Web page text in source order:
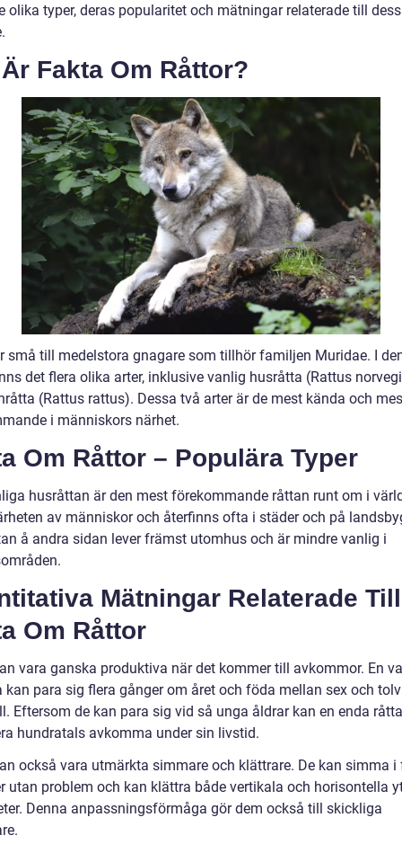
olika typer, deras popularitet och mätningar relaterade till
Fakta Om Råttor?
små till medelstora gnagare som tillhör familjen Muridae. I
det flera olika arter, inklusive vanlig husråtta (Rattus
(Rattus rattus). Dessa två arter är de mest kända och
i människors närhet.
Om Råttor – Populära Typer
husråttan är den mest förekommande råttan runt om i
av människor och återfinns ofta i städer och på
å andra sidan lever främst utomhus och är mindre vanlig i
Mätningar Relaterade Till
Om Råttor
vara ganska produktiva när det kommer till avkommor. En
kan para sig flera gånger om året och föda mellan sex och
Eftersom de kan para sig vid så unga åldrar kan en enda råtta
hundratals avkomma under sin livstid.
också vara utmärkta simmare och klättrare. De kan simma i
utan problem och kan klättra både vertikala och horisontella
Denna anpassningsförmåga gör dem också till skickliga